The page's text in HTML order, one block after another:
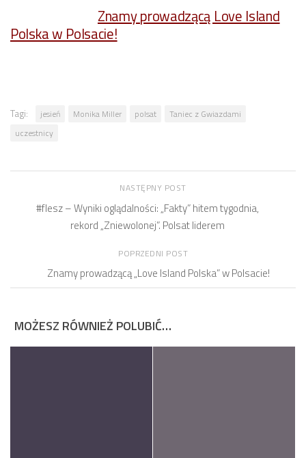
Znamy prowadzącą Love Island
Polska w Polsacie!
Tagi: jesień Monika Miller polsat
Taniec z Gwiazdami
uczestnicy
NASTĘPNY POST
#flesz – Wyniki oglądalności: „Fakty” hitem tygodnia,
rekord „Zniewolonej”. Polsat liderem
POPRZEDNI POST
Znamy prowadzącą „Love Island Polska” w Polsacie!
MOŻESZ RÓWNIEŻ POLUBIĆ…